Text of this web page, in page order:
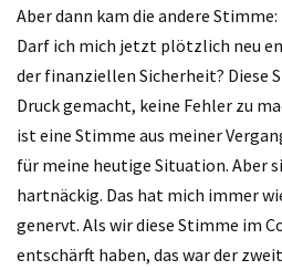
Aber dann kam die andere
Darf ich mich jetzt plötzlich neu
der finanziellen Sicherheit? Diese
Druck gemacht, keine Fehler zu
ist eine Stimme aus meiner
für meine heutige Situation. Aber
hartnäckig. Das hat mich immer
genervt. Als wir diese Stimme im
entschärft haben, das war der